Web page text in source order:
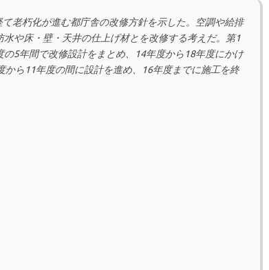
老朽化が進む都庁舎の改修方針を示した。空調や給排
や床・壁・天井の仕上げ材とを改修する考えだ。第1
5年間で改修設計をまとめ、14年度から18年度にかけ
ら11年度の間に設計を進め、16年度までに施工を終